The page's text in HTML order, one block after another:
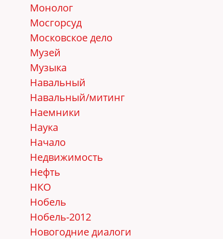
Монолог
Мосгорсуд
Московское дело
Музей
Музыка
Навальный
Навальный/митинг
Наемники
Наука
Начало
Недвижимость
Нефть
НКО
Нобель
Нобель-2012
Новогодние диалоги